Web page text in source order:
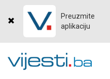
Preuzmite
aplikaciju